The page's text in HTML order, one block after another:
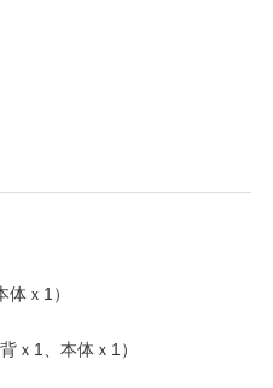
ｘ1）
ｘ1、本体ｘ1）